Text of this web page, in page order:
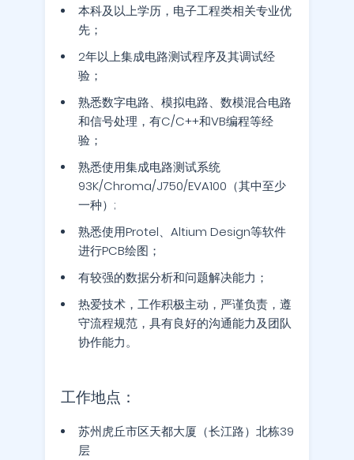
本科及以上学历，电子工程类相关专业优
先；
2年以上集成电路测试程序及其调试经
验；
熟悉数字电路、模拟电路、数模混合电路
和信号处理，有C/C++和VB编程等经
验；
熟悉使用集成电路测试系统
93K/Chroma/J750/EVA100（其中至少
一种）;
熟悉使用Protel、Altium Design等软件
进行PCB绘图；
有较强的数据分析和问题解决能力；
热爱技术，工作积极主动，严谨负责，遵
守流程规范，具有良好的沟通能力及团队
协作能力。
工作地点：
苏州虎丘市区天都大厦（长江路）北栋39
层